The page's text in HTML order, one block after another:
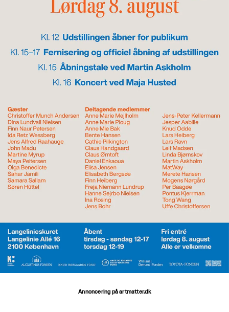
Annoncering på artmatter.dk